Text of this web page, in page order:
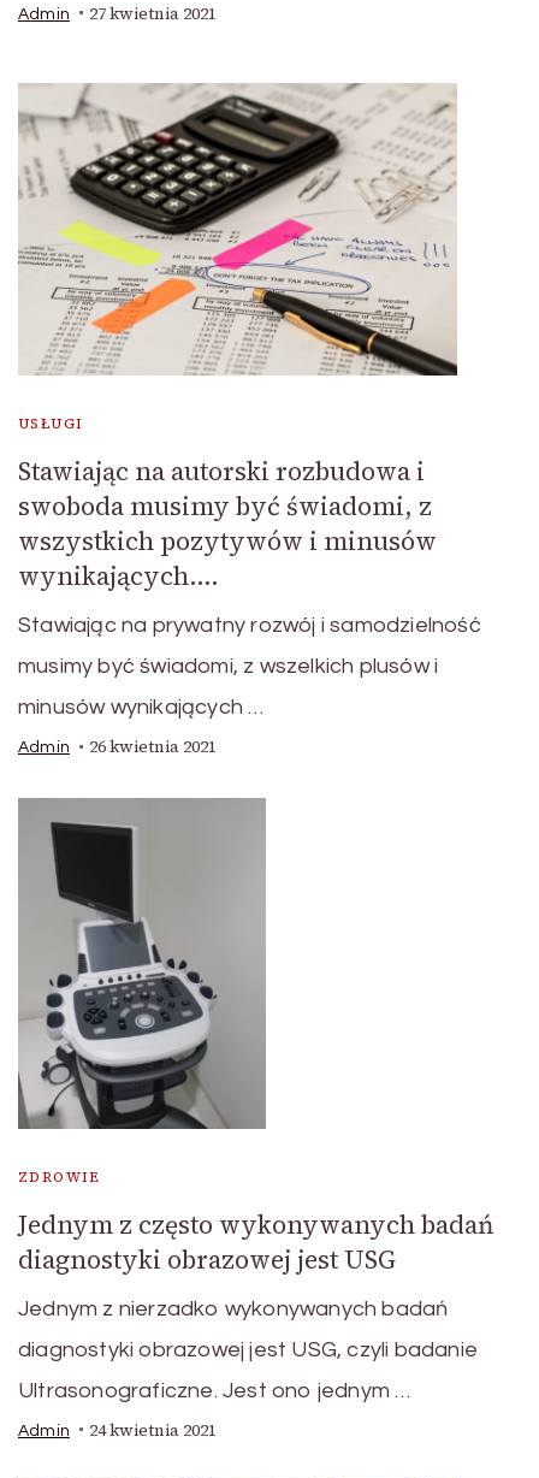
Admin 27 kwietnia 2021
USŁUGI
Stawiając na autorski rozbudowa i
swoboda musimy być świadomi, z
wszystkich pozytywów i minusów
wynikających….
Stawiając na prywatny rozwój i samodzielność
musimy być świadomi, z wszelkich plusów i
minusów wynikających …
Admin 26 kwietnia 2021
ZDROWIE
Jednym z często wykonywanych badań
diagnostyki obrazowej jest USG
Jednym z nierzadko wykonywanych badań
diagnostyki obrazowej jest USG, czyli badanie
Ultrasonograficzne. Jest ono jednym …
Admin 24 kwietnia 2021